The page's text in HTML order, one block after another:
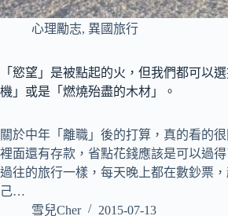
心理勵志, 異國旅行
「慾望」是被點起的火，但我們都可以
機」或是「燃燒殆盡的木材」。
關於中年「離職」後的打算，真的看的
裡面還有存款，省點花錢應該是可以過
過往的旅行一樣，每天晚上都在數鈔票
己…
雪兒Cher
2015-07-13